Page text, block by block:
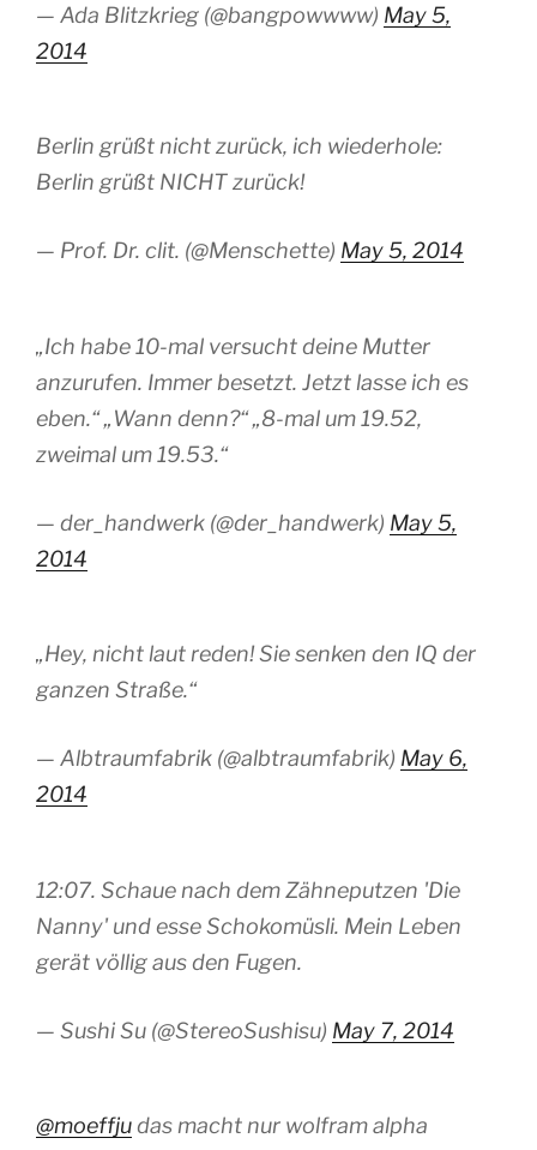
— Ada Blitzkrieg (@bangpowwww) May 5,
2014
Berlin grüßt nicht zurück, ich wiederhole:
Berlin grüßt NICHT zurück!
— Prof. Dr. clit. (@Menschette) May 5, 2014
„Ich habe 10-mal versucht deine Mutter
anzurufen. Immer besetzt. Jetzt lasse ich es
eben.“ „Wann denn?“ „8-mal um 19.52,
zweimal um 19.53.“
— der_handwerk (@der_handwerk) May 5,
2014
„Hey, nicht laut reden! Sie senken den IQ der
ganzen Straße.“
— Albtraumfabrik (@albtraumfabrik) May 6,
2014
12:07. Schaue nach dem Zähneputzen 'Die
Nanny' und esse Schokomüsli. Mein Leben
gerät völlig aus den Fugen.
— Sushi Su (@StereoSushisu) May 7, 2014
@moeffjudas macht nur wolfram alpha